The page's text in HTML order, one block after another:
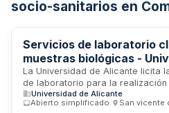
socio-sanitarios en
Servicios de laboratorio
muestras biológicas -
La Universidad de Alicante licita
de laboratorio para la
muestras biológicas. El servicio
de hematología, bioquímica,
Universidad de Alicante
Abierto simplificado
San vicente